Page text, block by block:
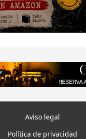
Aviso legal
Política de privacidad